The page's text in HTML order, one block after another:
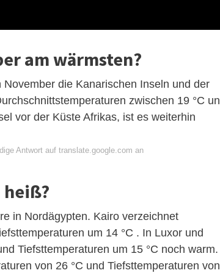
am wärmsten?
die Kanarischen Inseln und der
zwischen 19 °C
vor der Küste Afrikas, ist es weiterhin
Antwort auf translate.google.com an
heiß?
in Nordägypten. Kairo verzeichnet
um 14 °C . In Luxor und
Tiefsttemperaturen um 15 °C noch warm.
von 26 °C und Tiefsttemperaturen von